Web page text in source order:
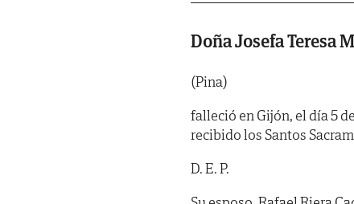
Doña Josefa Teresa
(Pina)
falleció en Gijón, el día 5
recibido los Santos
D. E. P.